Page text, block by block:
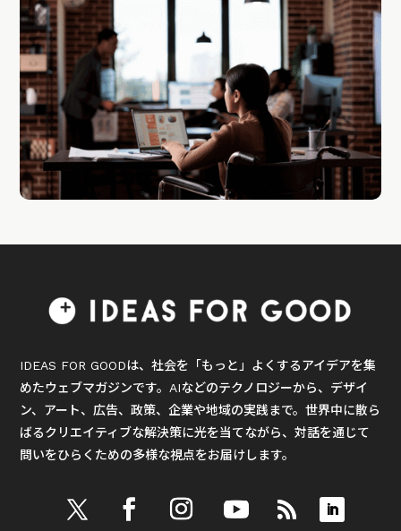
IDEAS FOR GOODは、社会を「もっと」よくするアイデアを集
めたウェブマガジンです。AIなどのテクノロジーから、デザイ
ン、アート、広告、政策、企業や地域の実践まで。世界中に散ら
ばるクリエイティブな解決策に光を当てながら、対話を通じて
問いをひらくための多様な視点をお届けします。